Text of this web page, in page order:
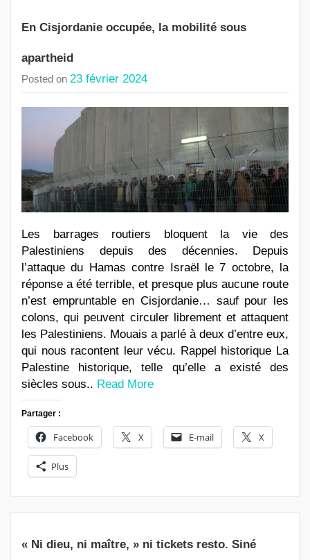
En Cisjordanie occupée, la mobilité sous
apartheid
Posted on 23 février 2024
Les barrages routiers bloquent la vie des
Palestiniens depuis des décennies. Depuis
l’attaque du Hamas contre Israël le 7 octobre, la
réponse a été terrible, et presque plus aucune route
n’est empruntable en Cisjordanie… sauf pour les
colons, qui peuvent circuler librement et attaquent
les Palestiniens. Mouais a parlé à deux d’entre eux,
qui nous racontent leur vécu. Rappel historique La
Palestine historique, telle qu’elle a existé des
siècles sous.. Read More
Partager :
Facebook X E-mail X
Plus
« Ni dieu, ni maître, » ni tickets resto. Siné